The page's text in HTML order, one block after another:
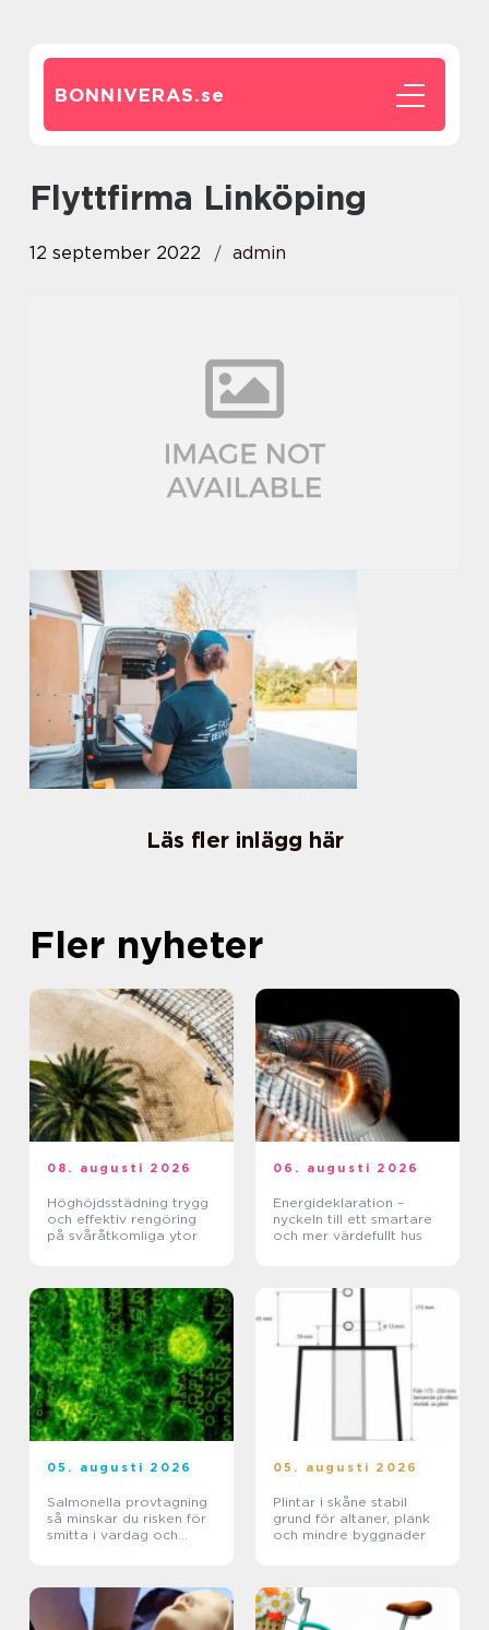
BONNIVERAS.se
flyttfirma Linköping
12 september 2022 admin
Läs fler inlägg här
Fler nyheter
08. augusti 2026
Höghöjdsstädning trygg
och effektiv rengöring
på svåråtkomliga ytor
06. augusti 2026
Energideklaration –
nyckeln till ett smartare
och mer värdefullt hus
05. augusti 2026
Salmonella provtagning
så minskar du risken för
smitta i vardag och
05. augusti 2026
Plintar i skåne stabil
grund för altaner, plank
och mindre byggnader